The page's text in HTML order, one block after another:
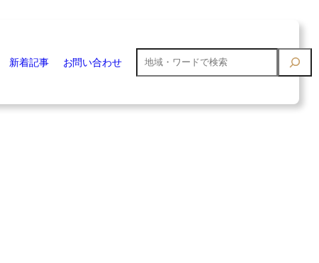
新着記事 お問い合わせ
検
索